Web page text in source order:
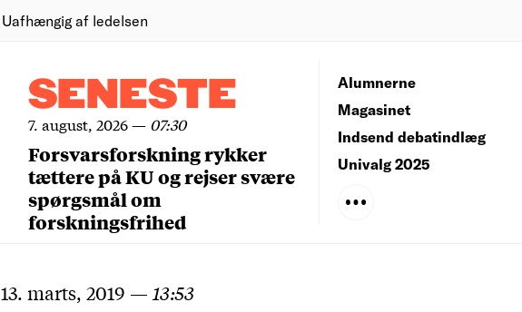
Uafhængig af ledelsen
SENESTE
7. august, 2026— 07:30
Forsvarsforskning rykker
tættere på KU og rejser svære
spørgsmål om
forskningsfrihed
Alumnerne
Magasinet
Indsend debatindlæg
Univalg 2025
13. marts, 2019 — 13:53